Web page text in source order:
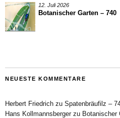
12. Juli 2026
Botanischer Garten – 740
NEUESTE KOMMENTARE
Herbert Friedrich zu Spatenbräufilz –
Hans Kollmannsbergerzu Botanischer